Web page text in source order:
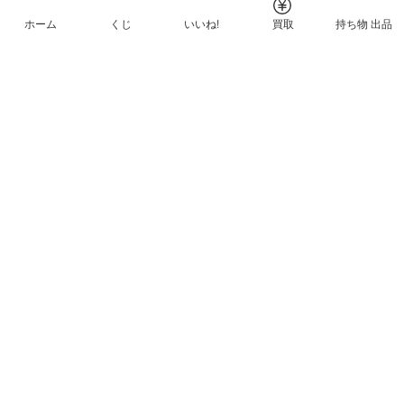
ホーム くじ いいね! 買取 持ち物 出品